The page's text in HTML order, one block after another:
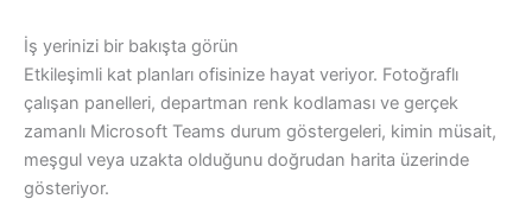
İş yerinizi bir bakışta görün
Etkileşimli kat planları ofisinize hayat veriyor. Fotoğraflı
çalışan panelleri, departman renk kodlaması ve gerçek
zamanlı Microsoft Teams durum göstergeleri, kimin müsait,
meşgul veya uzakta olduğunu doğrudan harita üzerinde
gösteriyor.